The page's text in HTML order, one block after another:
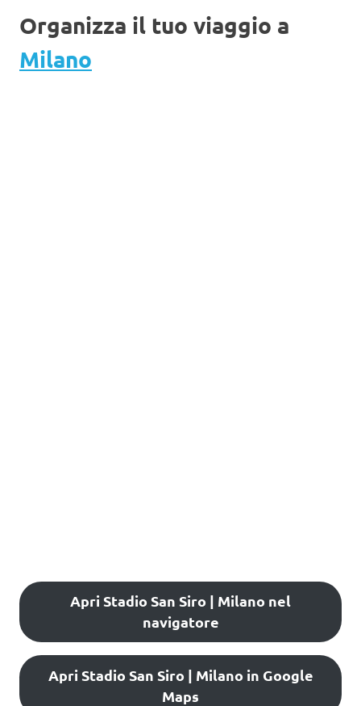
Organizza il tuo viaggio a
Milano
Apri Stadio San Siro | Milano nel
navigatore
Apri Stadio San Siro | Milano in Google
Maps